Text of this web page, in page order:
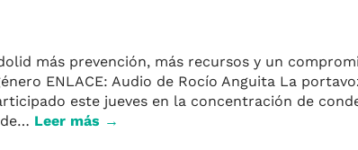
más prevención, más recursos y un
ENLACE: Audio de Rocío Anguita La
este jueves en la concentración de
Leer más →